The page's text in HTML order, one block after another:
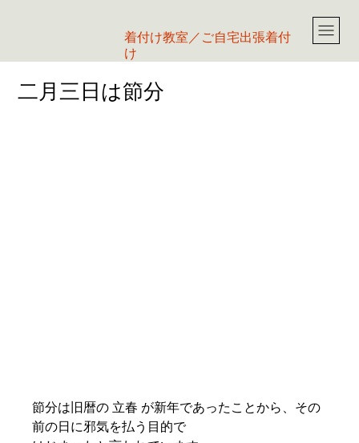
​着付け教室／ご自宅出張着付
け
二月三日は節分
節分は旧暦の 立春 が新年であったことから、その
前の日に邪気を払う目的で